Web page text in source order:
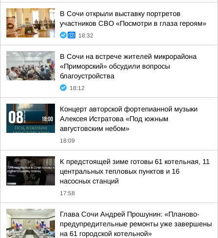
В Сочи открыли выставку портретов
участников СВО «Посмотри в глаза героям»
18:32
В Сочи на встрече жителей микрорайона
«Приморский» обсудили вопросы
благоустройства
18:12
Концерт авторской фортепианной музыки
Алексея Истратова «Под южным
августовским небом»
18:09
К предстоящей зиме готовы 61 котельная, 11
центральных тепловых пунктов и 16
насосных станций
17:58
Глава Сочи Андрей Прошунин: «Планово-
предупредительные ремонты уже завершены
на 61 городской котельной»